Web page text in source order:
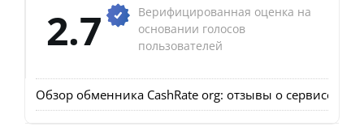
2.7
Верифицированная оценка на
основании голосов
пользователей
Обзор обменника CashRate org: отзывы о сервисе,